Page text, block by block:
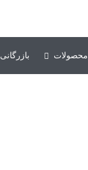
محصولات بازرگانی